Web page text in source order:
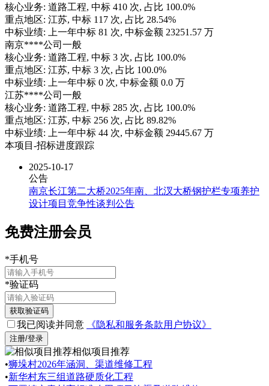
核心业务: 道路工程, 中标 410 次, 占比 100.0%
重点地区: 江苏, 中标 117 次, 占比 28.54%
中标业绩:
上一年中标 81 次, 中标金额 23251.57 万
南京****公司 一般
核心业务: 道路工程, 中标 3 次, 占比 100.0%
重点地区: 江苏, 中标 3 次, 占比 100.0%
中标业绩:
上一年中标 0 次, 中标金额 0.0 万
江苏****公司 一般
核心业务: 道路工程, 中标 285 次, 占比 100.0%
重点地区: 江苏, 中标 256 次, 占比 89.82%
中标业绩:
上一年中标 44 次, 中标金额 29445.67 万
本项目-招标进度跟踪
2025-10-17
公告
南京长江第二大桥2025年南、北汊大桥钢护栏专项养护
设计项目竞争性谈判公告
免费注册会员
*手机号
*验证码
获取验证码
我已阅读并同意 《隐私和服务条款用户协议》
注册/登录
相似项目推荐
•狮垛村2026年涵洞、渠道维修工程
•新华村东三组道路硬质化工程